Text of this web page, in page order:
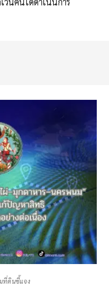
ที่ดินชี้แจง